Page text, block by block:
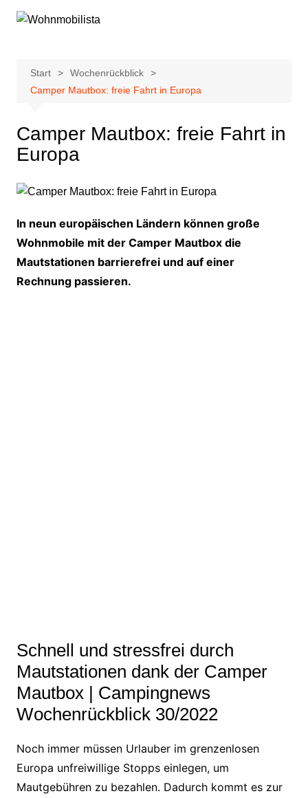
Inhalt
Start
Wochenrückblick
Camper Mautbox: freie Fahrt in Europa
Camper Mautbox: freie Fahrt in
Europa
In neun europäischen Ländern können große
Wohnmobile mit der Camper Mautbox die
Mautstationen barrierefrei und auf einer
Rechnung passieren.
Schnell und stressfrei durch
Mautstationen dank der Camper
Mautbox | Campingnews
Wochenrückblick 30/2022
Noch immer müssen Urlauber im grenzenlosen
Europa unfreiwillige Stopps einlegen, um
Mautgebühren zu bezahlen. Dadurch kommt es zur